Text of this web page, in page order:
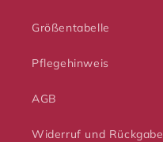
Größentabelle
Pflegehinweis
AGB
Widerruf und Rückgabe